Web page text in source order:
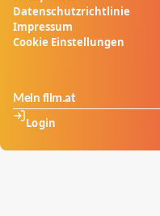
Datenschutzrichtlinie
Impressum
Cookie Einstellungen
Mein film.at
Login